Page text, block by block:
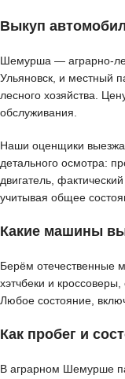
Выкуп
Шемурша — аграрно-
Ульяновск, и местный
лесного хозяйства.
обслуживания.
Наши оценщики
детального осмотра:
двигатель,
учитывая общее
Какие машины
Берём отечественные
хэтчбеки и
Любое состояние,
Как пробег и
В аграрном Шемурше